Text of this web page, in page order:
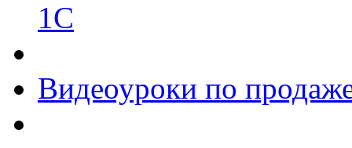
1С
Видеоуроки по